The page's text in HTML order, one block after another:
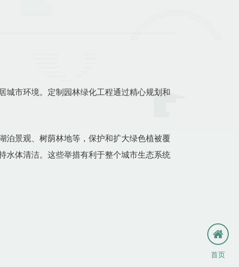
城市环境。定制园林绿化工程通过精心规划和
泊景观、树荫林地等，保护和扩大绿色植被覆
水体清洁。这些举措有利于整个城市生态系统
首页